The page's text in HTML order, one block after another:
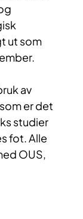
ut som
av
er det
studier
fot. Alle
OUS,